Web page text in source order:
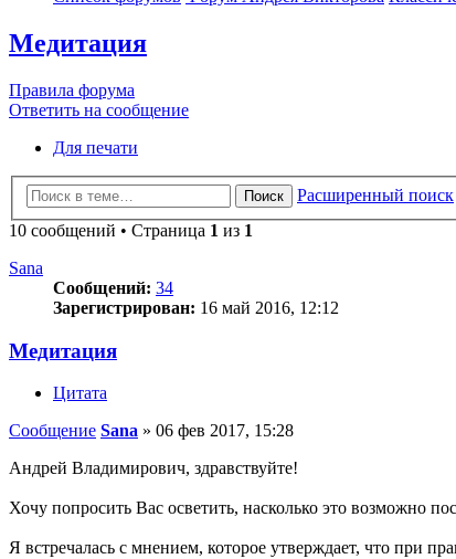
Медитация
Правила форума
Ответить на сообщение
Для печати
Поиск
Расширенный поиск
10 сообщений • Страница 1 из 1
Sana
Сообщений: 34
Зарегистрирован: 16 май 2016, 12:12
Медитация
Цитата
Сообщение Sana » 06 фев 2017, 15:28
Андрей Владимирович, здравствуйте!
Хочу попросить Вас осветить, насколько это возможно
Я встречалась с мнением, которое утверждает, что при